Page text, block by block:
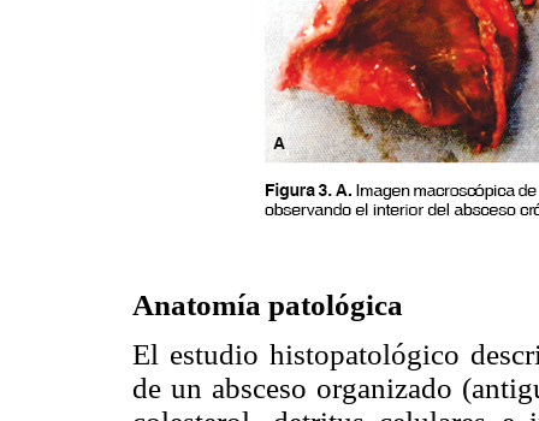
Anatomía patológica
El estudio histopatológico
de un absceso organizado